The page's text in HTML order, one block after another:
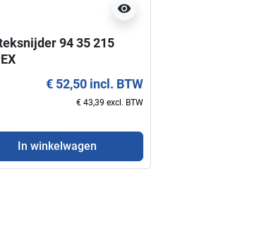
visibility
94 35 215
€ 52,50 incl. BTW
€ 43,39 excl. BTW
In winkelwagen